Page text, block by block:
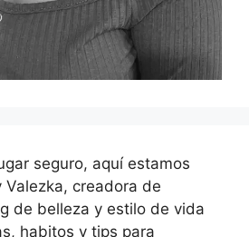
seguro, aquí estamos
Valezka, creadora de
de belleza y estilo de vida
habitos y tips para